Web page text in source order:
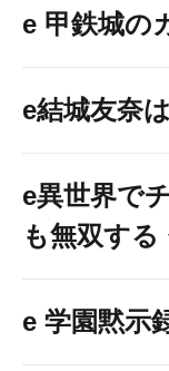
e 甲鉄城の
e結城友奈
e異世界で
も無双す
e 学園黙示